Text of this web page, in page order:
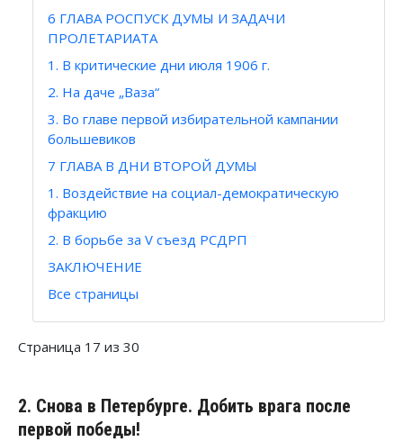
6 ГЛАВА РОСПУСК ДУМЫ И ЗАДАЧИ
ПРОЛЕТАРИАТА
1. В критические дни июля 1906 г.
2. На даче „Ваза“
3. Во главе первой избирательной кампании
большевиков
7 ГЛАВА В ДНИ ВТОРОЙ ДУМЫ
1. Воздействие на социал-демократическую
фракцию
2. В борьбе за V съезд РСДРП
ЗАКЛЮЧЕНИЕ
Все страницы
Страница 17 из 30
2. Снова в Петербурге. Добить врага после
первой победы!